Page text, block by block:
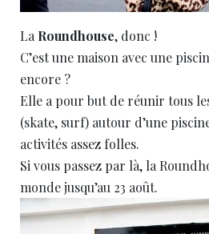
La Roundhouse, donc !
C’est une maison avec une
encore ?
Elle a pour but de réunir tous
(skate, surf) autour d’une
activités assez folles.
Si vous passez par là, la
monde jusqu’au 23 août.